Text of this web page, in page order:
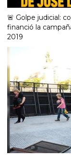
🚨 Golpe judicial:
financió la
2019